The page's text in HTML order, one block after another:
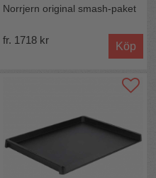
Norrjern original smash-paket
fr. 1718 kr
Köp